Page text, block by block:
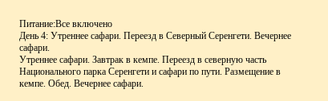
Питание:Все включено
День 4: Утреннее сафари. Переезд в Северный Серенгети. Вечернее
сафари.
Утреннее сафари. Завтрак в кемпе. Переезд в северную часть
Национального парка Серенгети и сафари по пути. Размещение в
кемпе. Обед. Вечернее сафари.